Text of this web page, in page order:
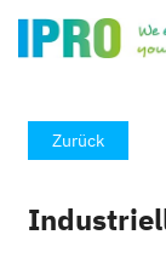
Zurück